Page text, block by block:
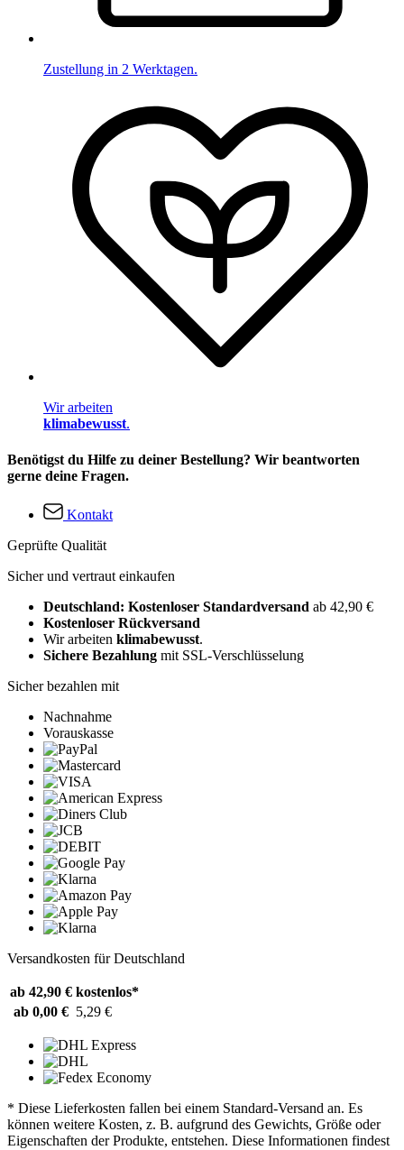
Zustellung in 2 Werktagen.
Wir arbeiten
klimabewusst.
Benötigst du Hilfe zu deiner Bestellung? Wir beantworten
gerne deine Fragen.
Kontakt
Geprüfte Qualität
Sicher und vertraut einkaufen
Deutschland: Kostenloser Standardversand ab 42,90 €
Kostenloser Rückversand
Wir arbeiten klimabewusst.
Sichere Bezahlung mit SSL-Verschlüsselung
Sicher bezahlen mit
Nachnahme
Vorauskasse
Versandkosten für Deutschland
ab 42,90 € kostenlos*
ab 0,00 € 5,29 €
* Diese Lieferkosten fallen bei einem Standard-Versand an. Es
können weitere Kosten, z. B. aufgrund des Gewichts, Größe oder
Eigenschaften der Produkte, entstehen. Diese Informationen findest